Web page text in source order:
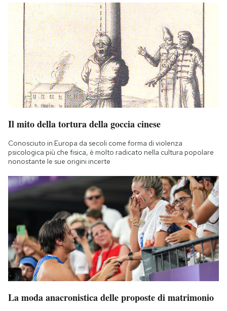
Il mito della tortura della goccia cinese
Conosciuto in Europa da secoli come forma di violenza
psicologica più che fisica, è molto radicato nella cultura popolare
nonostante le sue origini incerte
La moda anacronistica delle proposte di matrimonio